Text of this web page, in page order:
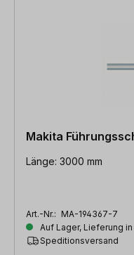
Makita
Länge: 3000 mm
Art.-Nr.: MA-194367-7
Auf Lager, Lieferung
Speditionsversand